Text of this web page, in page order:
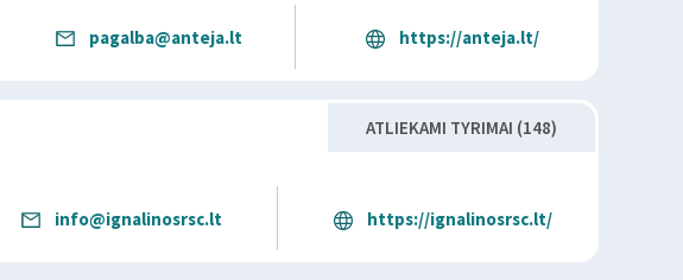
pagalba@anteja.lt https://anteja.lt/
ATLIEKAMI TYRIMAI (148)
info@ignalinosrsc.lt https://ignalinosrsc.lt/